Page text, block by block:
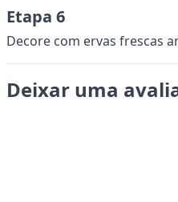
Etapa 6
Decore com ervas frescas
Deixar uma